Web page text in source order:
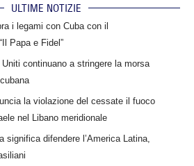
ULTIME NOTIZIE
i legami con Cuba con il
Papa e Fidel”
continuano a stringere la morsa
la violazione del cessate il fuoco
nel Libano meridionale
significa difendere l’America Latina,